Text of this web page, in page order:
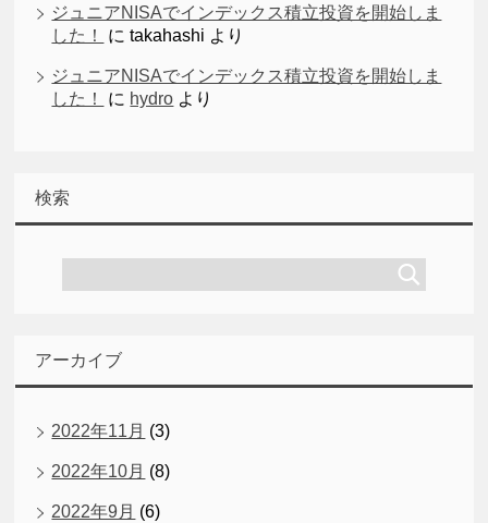
ジュニアNISAでインデックス積立投資を開始しま
した！
にtakahashi より
ジュニアNISAでインデックス積立投資を開始しま
した！
に hydro より
検索
アーカイブ
2022年11月 (3)
2022年10月 (8)
2022年9月 (6)